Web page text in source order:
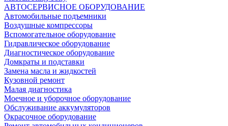
АВТОСЕРВИСНОЕ ОБОРУДОВАНИЕ
Автомобильные подъемники
Воздушные компрессоры
Вспомогательное оборудование
Гидравлическое оборудование
Диагностическое оборудование
Домкраты и подставки
Замена масла и жидкостей
Кузовной ремонт
Малая диагностика
Моечное и уборочное оборудование
Обслуживание аккумуляторов
Окрасочное оборудование